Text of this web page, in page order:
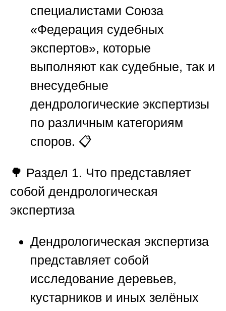
специалистами Союза
«Федерация судебных
экспертов», которые
выполняют как судебные, так и
внесудебные
дендрологические экспертизы
по различным категориям
споров. 📋
🌳 Раздел 1. Что представляет
собой дендрологическая
экспертиза
Дендрологическая экспертиза
представляет собой
исследование деревьев,
кустарников и иных зелёных